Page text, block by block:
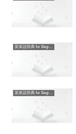
英単語辞典 for Beginners
英単語辞典 for Beginners